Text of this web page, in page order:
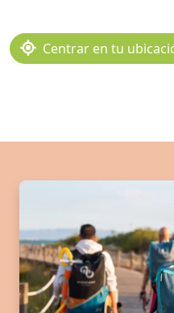
Centrar en tu